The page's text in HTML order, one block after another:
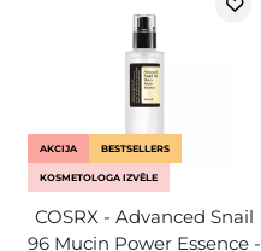
AKCIJA BESTSELLERS
KOSMETOLOGA IZVĒLE
COSRX - Advanced Snail
96 Mucin Power Essence -